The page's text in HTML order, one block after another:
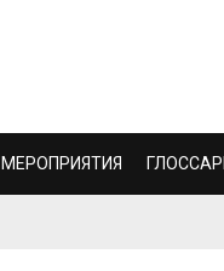
МЕРОПРИЯТИЯ